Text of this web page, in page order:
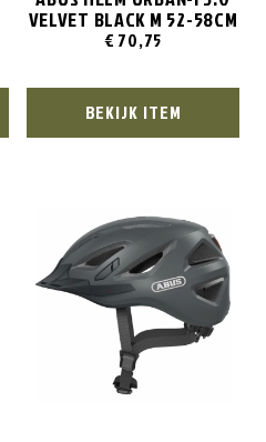
VELVET BLACK M 52-58CM
€ 70,75
BEKIJK ITEM